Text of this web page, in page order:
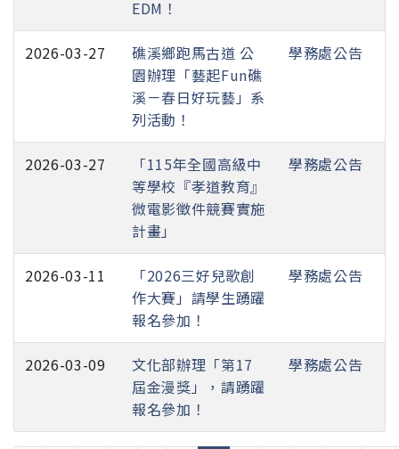
EDM！
2026-03-27
礁溪鄉跑馬古道 公
園辦理「藝起Fun礁
溪－春日好玩藝」系
列活動！
學務處公告
2026-03-27
「115年全國高級中
等學校『孝道教育』
微電影徵件競賽實施
計畫」
學務處公告
2026-03-11
「2026三好兒歌創
作大賽」請學生踴躍
報名參加！
學務處公告
2026-03-09
文化部辦理「第17
屆金漫獎」，請踴躍
報名參加！
學務處公告